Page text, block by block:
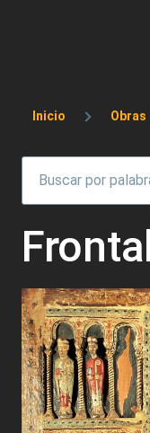
Inicio Obras